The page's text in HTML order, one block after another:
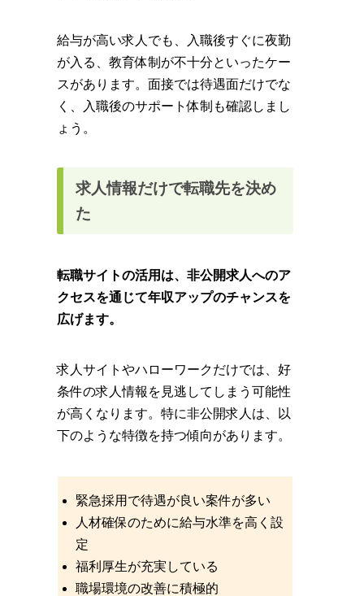
給与が高い求人でも、入職後すぐに夜勤
が入る、教育体制が不十分といったケー
スがあります。面接では待遇面だけでな
く、入職後のサポート体制も確認しまし
ょう。
求人情報だけで転職先を決め
た
転職サイトの活用は、非公開求人へのア
クセスを通じて年収アップのチャンスを
広げます。
求人サイトやハローワークだけでは、好
条件の求人情報を見逃してしまう可能性
が高くなります。特に非公開求人は、以
下のような特徴を持つ傾向があります。
緊急採用で待遇が良い案件が多い
人材確保のために給与水準を高く設
定
福利厚生が充実している
職場環境の改善に積極的